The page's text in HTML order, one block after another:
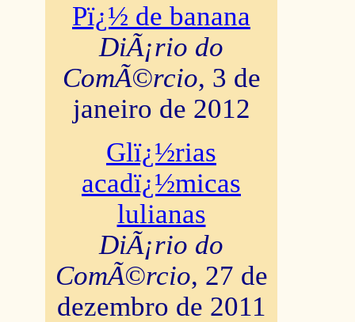
Pï¿½ de banana
DiÃ¡rio do
ComÃ©rcio, 3 de
janeiro de 2012
Glï¿½rias
acadï¿½micas
lulianas
DiÃ¡rio do
ComÃ©rcio, 27 de
dezembro de 2011